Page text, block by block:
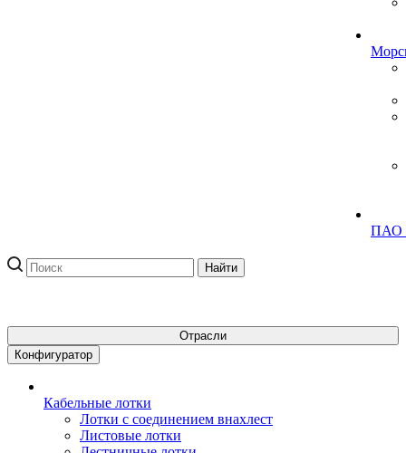
ПАО
Отрасли
Конфигуратор
Кабельные лотки
Лотки с соединением внахлест
Листовые лотки